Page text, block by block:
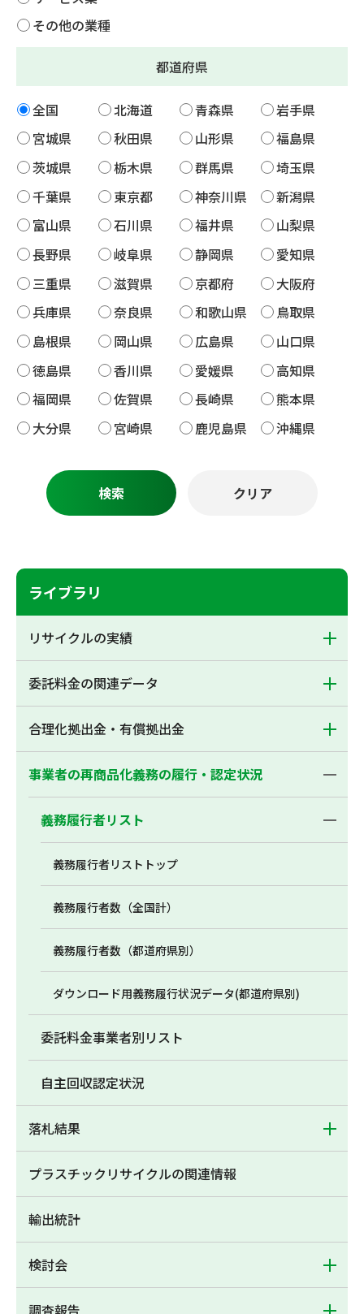
その他の業種
都道府県
全国 北海道 青森県
岩手県
宮城県
秋田県 山形県
福島県
茨城県
栃木県 群馬県
埼玉県
千葉県
東京都 神奈川県
新潟県
富山県
石川県 福井県
山梨県
長野県
岐阜県 静岡県
愛知県
三重県
滋賀県 京都府
大阪府
兵庫県
奈良県 和歌山県
鳥取県
島根県
岡山県 広島県
山口県
徳島県
香川県 愛媛県
高知県
福岡県
佐賀県 長崎県
熊本県
大分県
宮崎県 鹿児島県 沖縄県
ライブラリ
リサイクルの実績
委託料金の関連データ
合理化拠出金・有償拠出金
事業者の再商品化義務の履行・認定状況
義務履行者リスト
義務履行者リストトップ
義務履行者数（全国計）
義務履行者数（都道府県別）
ダウンロード用義務履行状況データ(都道府県別)
委託料金事業者別リスト
自主回収認定状況
落札結果
プラスチックリサイクルの関連情報
輸出統計
検討会
調査報告